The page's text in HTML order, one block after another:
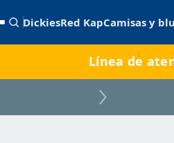
DickiesRed KapCamisas y
Línea de